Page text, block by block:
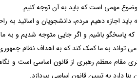
مهمی است که باید به آن توجه کنیم.
اجازه دهیم مردم، دانشجویان و اساتید به
که پاسخگو باشیم و اگر جایی متوجه شدیم و به
تواند به ما کمک کند که به اهداف نظام
مقام معظم رهبری از قانون اساسی است و
به تبیین قانون اساسی بپردازد.